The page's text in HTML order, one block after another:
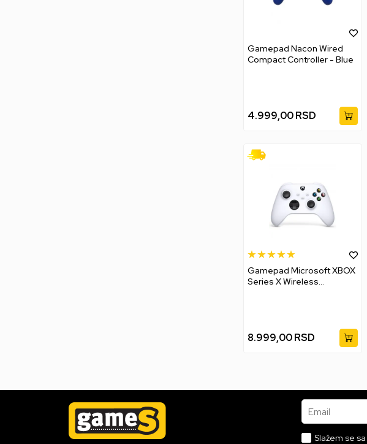
Gamepad Nacon Wired
Compact Controller - Blue
4.999,00RSD
Gamepad Microsoft XBOX
Series X Wireless
8.999,00RSD
Email
Slažem se sa